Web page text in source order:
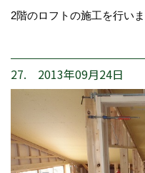
2階のロフトの施工を行いま
27. 2013年09月24日